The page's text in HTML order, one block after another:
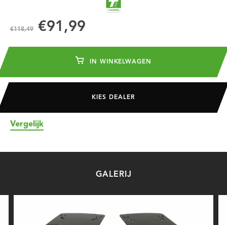
€118,49 €91,99
IN WINKELWAGEN
KIES DEALER
Vergelijk
GALERIJ